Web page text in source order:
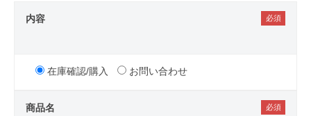
内容
在庫確認/購入 お問い合わせ
商品名